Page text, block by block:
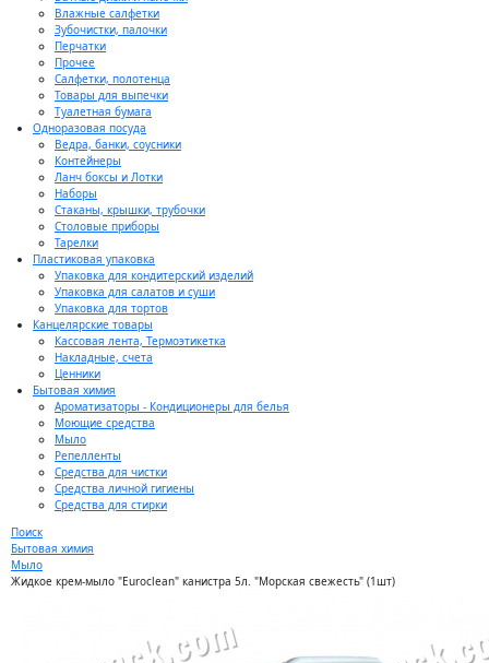
Влажные салфетки
Зубочистки, палочки
Перчатки
Прочее
Салфетки, полотенца
Товары для выпечки
Туалетная бумага
Одноразовая посуда
Ведра, банки, соусники
Контейнеры
Ланч боксы и Лотки
Наборы
Стаканы, крышки, трубочки
Столовые приборы
Тарелки
Пластиковая упаковка
Упаковка для кондитерский изделий
Упаковка для салатов и суши
Упаковка для тортов
Канцелярские товары
Кассовая лента, Термоэтикетка
Накладные, счета
Ценники
Бытовая химия
Ароматизаторы - Кондиционеры для белья
Моющие средства
Мыло
Репелленты
Средства для чистки
Средства личной гигиены
Средства для стирки
Поиск
Бытовая химия
Мыло
Жидкое крем-мыло "Euroclean" канистра 5л. "Морская свежесть" (1шт)